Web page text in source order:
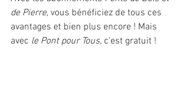
de Pierre, vous bénéficiez de tous ces
avantages et bien plus encore ! Mais
avec le Pont pour Tous, c'est gratuit !